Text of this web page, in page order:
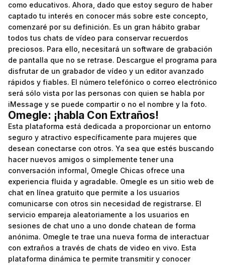
como educativos. Ahora, dado que estoy seguro de haber
captado tu interés en conocer más sobre este concepto,
comenzaré por su definición. Es un gran hábito grabar
todos tus chats de vídeo para conservar recuerdos
preciosos. Para ello, necesitará un software de grabación
de pantalla que no se retrase. Descargue el programa para
disfrutar de un grabador de vídeo y un editor avanzado
rápidos y fiables. El número telefónico o correo electrónico
será sólo vista por las personas con quien se habla por
iMessage y se puede compartir o no el nombre y la foto.
Omegle: ¡habla Con Extraños!
Esta plataforma está dedicada a proporcionar un entorno
seguro y atractivo específicamente para mujeres que
desean conectarse con otros. Ya sea que estés buscando
hacer nuevos amigos o simplemente tener una
conversación informal, Omegle Chicas ofrece una
experiencia fluida y agradable. Omegle es un sitio web de
chat en línea gratuito que permite a los usuarios
comunicarse con otros sin necesidad de registrarse. El
servicio empareja aleatoriamente a los usuarios en
sesiones de chat uno a uno donde chatean de forma
anónima. Omegle te trae una nueva forma de interactuar
con extraños a través de chats de video en vivo. Esta
plataforma dinámica te permite transmitir y conocer